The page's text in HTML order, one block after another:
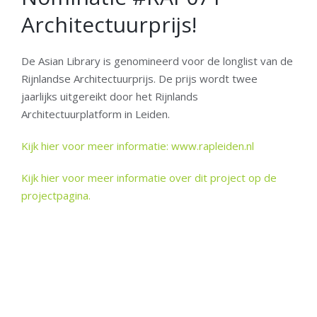
Architectuurprijs!
De Asian Library is genomineerd voor de longlist van de
Rijnlandse Architectuurprijs. De prijs wordt twee
jaarlijks uitgereikt door het Rijnlands
Architectuurplatform in Leiden.
Kijk hier voor meer informatie: www.rapleiden.nl
Kijk hier voor meer informatie over dit project op de
projectpagina.